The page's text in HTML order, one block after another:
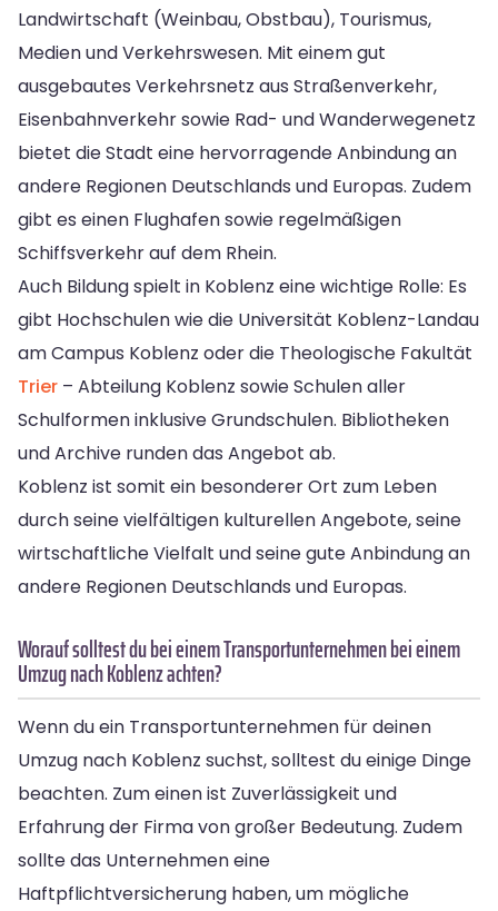
Landwirtschaft (Weinbau, Obstbau), Tourismus,
Medien und Verkehrswesen. Mit einem gut
ausgebautes Verkehrsnetz aus Straßenverkehr,
Eisenbahnverkehr sowie Rad- und Wanderwegenetz
bietet die Stadt eine hervorragende Anbindung an
andere Regionen Deutschlands und Europas. Zudem
gibt es einen Flughafen sowie regelmäßigen
Schiffsverkehr auf dem Rhein.
Auch Bildung spielt in Koblenz eine wichtige Rolle: Es
gibt Hochschulen wie die Universität Koblenz-Landau
am Campus Koblenz oder die Theologische Fakultät
Trier – Abteilung Koblenz sowie Schulen aller
Schulformen inklusive Grundschulen. Bibliotheken
und Archive runden das Angebot ab.
Koblenz ist somit ein besonderer Ort zum Leben
durch seine vielfältigen kulturellen Angebote, seine
wirtschaftliche Vielfalt und seine gute Anbindung an
andere Regionen Deutschlands und Europas.
Worauf solltest du bei einem Transportunternehmen bei einem
Umzug nach Koblenz achten?
Wenn du ein Transportunternehmen für deinen
Umzug nach Koblenz suchst, solltest du einige Dinge
beachten. Zum einen ist Zuverlässigkeit und
Erfahrung der Firma von großer Bedeutung. Zudem
sollte das Unternehmen eine
Haftpflichtversicherung haben, um mögliche